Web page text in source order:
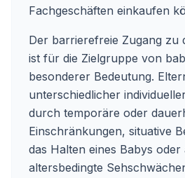
Fachgeschäften einkaufen
Der barrierefreie Zugang zu
ist für die Zielgruppe von
besonderer Bedeutung.
unterschiedlicher
durch temporäre oder
Einschränkungen, situative
das Halten eines Babys oder
altersbedingte